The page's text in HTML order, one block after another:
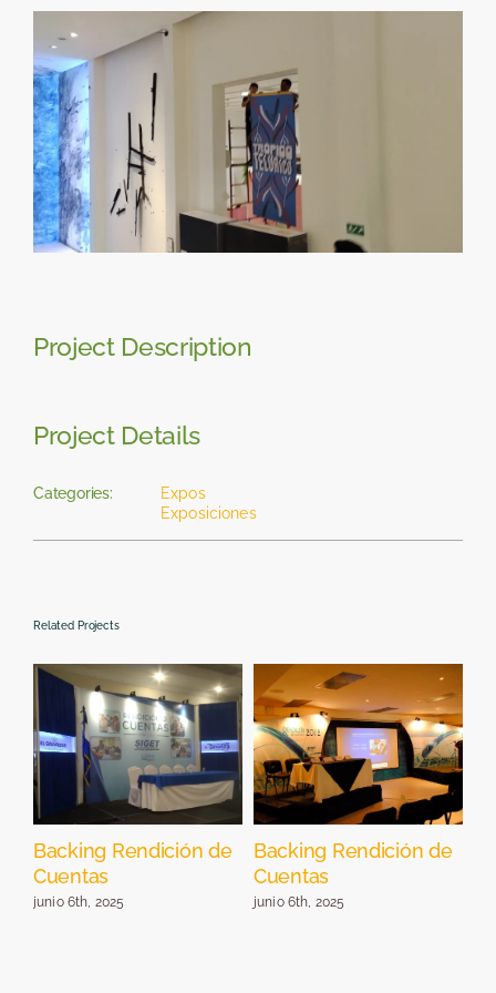
content
Larger
Image
Project Description
Project Details
Categories:
Expos
Exposiciones
Related Projects
Backing Rendición de
Cuentas
junio 6th, 2025
Backing Rendición de
Cuentas
junio 6th, 2025